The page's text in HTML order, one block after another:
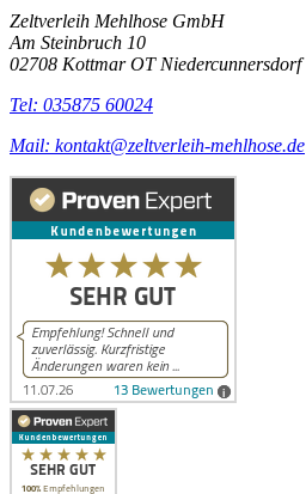
Zeltverleih Mehlhose GmbH
Am Steinbruch 10
02708 Kottmar OT Niedercunnersdorf
Tel: 035875 60024
Mail: kontakt@zeltverleih-mehlhose.de